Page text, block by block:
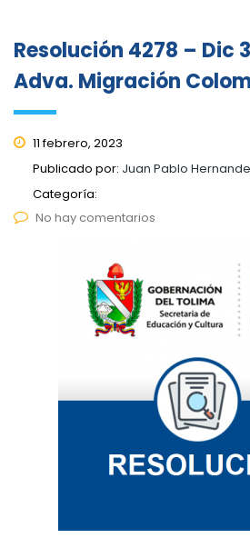
Resolución 4278 – Dic
Adva. Migración
11 febrero, 2023
Publicado por: Juan Pablo
Categoría:
No hay comentarios